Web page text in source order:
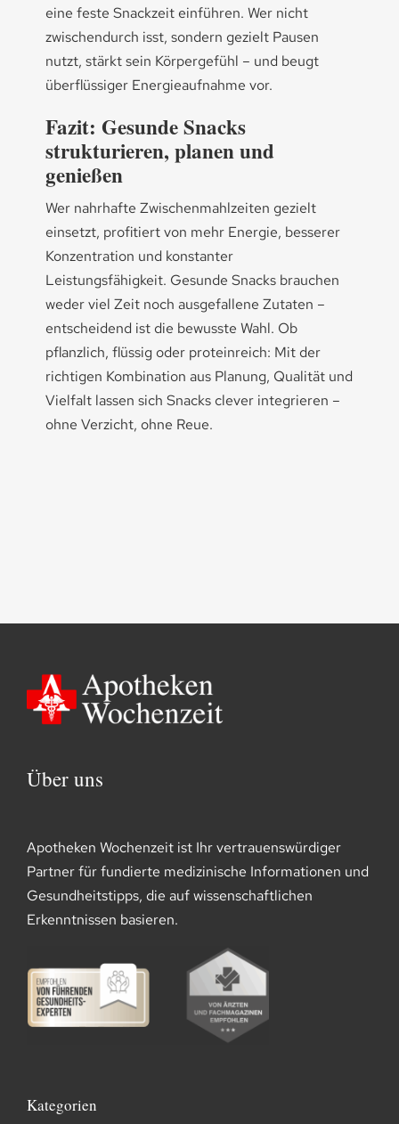
eine feste Snackzeit einführen. Wer nicht
zwischendurch isst, sondern gezielt Pausen
nutzt, stärkt sein Körpergefühl – und beugt
überflüssiger Energieaufnahme vor.
Fazit: Gesunde Snacks
strukturieren, planen und
genießen
Wer nahrhafte Zwischenmahlzeiten gezielt
einsetzt, profitiert von mehr Energie, besserer
Konzentration und konstanter
Leistungsfähigkeit. Gesunde Snacks brauchen
weder viel Zeit noch ausgefallene Zutaten –
entscheidend ist die bewusste Wahl. Ob
pflanzlich, flüssig oder proteinreich: Mit der
richtigen Kombination aus Planung, Qualität und
Vielfalt lassen sich Snacks clever integrieren –
ohne Verzicht, ohne Reue.
Über uns
Apotheken Wochenzeit ist Ihr vertrauenswürdiger
Partner für fundierte medizinische Informationen und
Gesundheitstipps, die auf wissenschaftlichen
Erkenntnissen basieren.
Kategorien